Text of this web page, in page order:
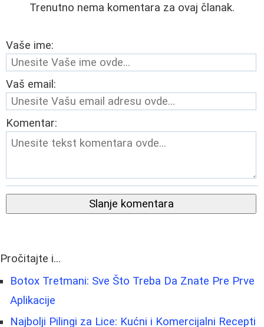
Trenutno nema komentara za ovaj članak.
Vaše ime:
Vaš email:
Komentar:
Slanje komentara
Pročitajte i...
Botox Tretmani: Sve Što Treba Da Znate Pre Prve
Aplikacije
Najbolji Pilingi za Lice: Kućni i Komercijalni Recepti